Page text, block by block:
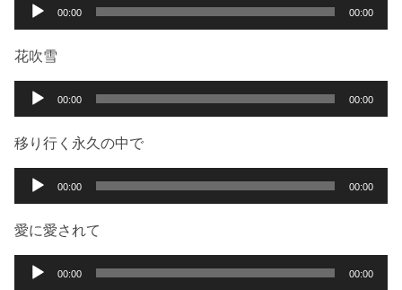
ー
プ
レ
ー
00:00 00:00
花吹雪
プ
レ
ー
00:00 00:00
移り行く永久の中で
プ
レ
00:00 00:00
愛に愛されて
00:00 00:00